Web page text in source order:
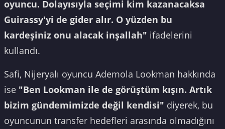
oyuncu. Dolayısıyla seçimi kim kazanacaksa
Guirassy'yi de gider alır. O yüzden bu
kardeşiniz onu alacak inşallah" ifadelerini
kullandı.
Safi, Nijeryalı oyuncu Ademola Lookman hakkında
ise "Ben Lookman ile de görüştüm kışın. Artık
bizim gündemimizde değil kendisi" diyerek, bu
oyuncunun transfer hedefleri arasında olmadığını